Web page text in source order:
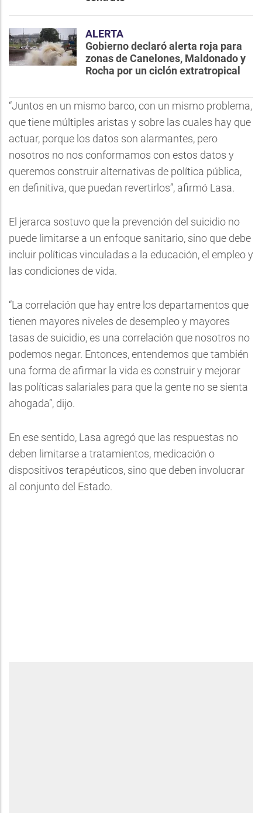
ALERTA
Gobierno declaró alerta roja para
zonas de Canelones, Maldonado y
Rocha por un ciclón extratropical
“Juntos en un mismo barco, con un mismo problema,
que tiene múltiples aristas y sobre las cuales hay que
actuar, porque los datos son alarmantes, pero
nosotros no nos conformamos con estos datos y
queremos construir alternativas de política pública,
en definitiva, que puedan revertirlos”, afirmó Lasa.
El jerarca sostuvo que la prevención del suicidio no
puede limitarse a un enfoque sanitario, sino que debe
incluir políticas vinculadas a la educación, el empleo y
las condiciones de vida.
“La correlación que hay entre los departamentos que
tienen mayores niveles de desempleo y mayores
tasas de suicidio, es una correlación que nosotros no
podemos negar. Entonces, entendemos que también
una forma de afirmar la vida es construir y mejorar
las políticas salariales para que la gente no se sienta
ahogada”, dijo.
En ese sentido, Lasa agregó que las respuestas no
deben limitarse a tratamientos, medicación o
dispositivos terapéuticos, sino que deben involucrar
al conjunto del Estado.